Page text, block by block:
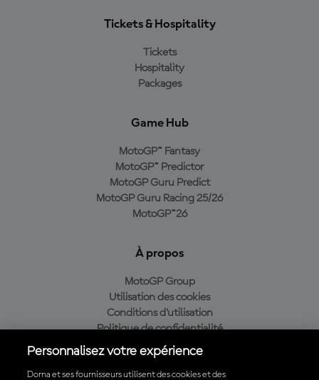
Tickets & Hospitality
Tickets
Hospitality
Packages
Game Hub
MotoGP™ Fantasy
MotoGP™ Predictor
MotoGP Guru Predict
MotoGP Guru Racing 25/26
MotoGP™26
À propos
MotoGP Group
Utilisation des cookies
Conditions d'utilisation
Politique de confidentialité
Politique d’achat
Personnalisez votre expérience
Dorna et ses fournisseurs utilisent des cookies et des